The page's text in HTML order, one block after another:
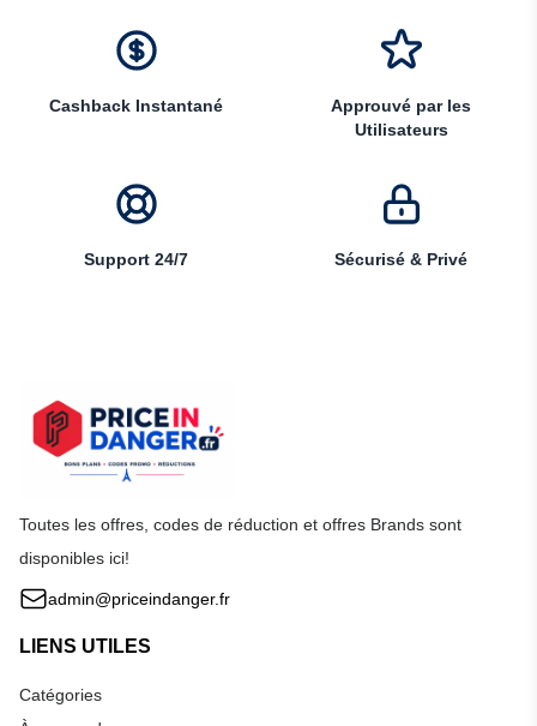
Cashback Instantané
Approuvé par les
Utilisateurs
Support 24/7 Sécurisé & Privé
Toutes les offres, codes de réduction et offres Brands sont
disponibles ici!
admin@priceindanger.fr
LIENS UTILES
Catégories